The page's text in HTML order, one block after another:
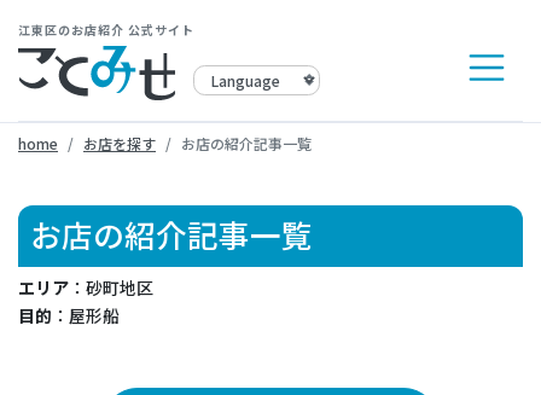
江東区のお店紹介 公式サイト
home お店を探す お店の紹介記事一覧
お店の紹介記事一覧
エリア ：砂町地区
目的 ：屋形船